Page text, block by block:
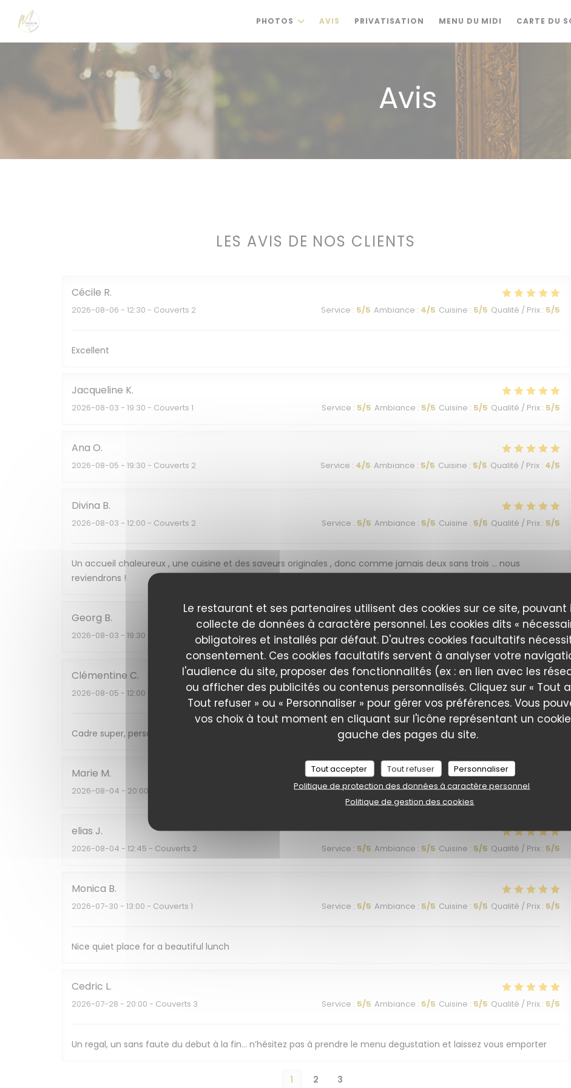
Personnalisation de vos choix en matière de cookies
Le restaurant et ses partenaires utilisent des cookies sur ce site,
collecte de données à caractère personnel. Les cookies dits «
obligatoires et installés par défaut. D'autres cookies facultatifs
consentement. Ces cookies facultatifs servent à analyser votre
l'audience du site, proposer des fonctionnalités (ex : en lien avec les
ou afficher des publicités ou contenus personnalisés. Cliquez sur « Tout
Tout refuser » ou « Personnaliser » pour gérer vos préférences. Vous
vos choix à tout moment en cliquant sur l'icône représentant un
gauche des pages du site.
Tout accepter Tout refuser
Personnaliser
Politique de protection des données à caractère personnel
Politique de gestion des cookies
PHOTOS AVIS PRIVATISATION MENU DU MIDI ((OUVRE UNE
CARTE DU
Avis
LES AVIS DE NOS CLIENTS
Cécile R
2026-08-06 - 12:30 - Couverts 2 Service : 5/5 Ambiance : 4/5 Cuisine : 5/5 Qualité / Prix : 5/5
Excellent
Jacqueline K
2026-08-03 - 19:30 - Couverts 1 Service : 5/5 Ambiance : 5/5 Cuisine : 5/5 Qualité / Prix : 5/5
Ana O
2026-08-05 - 19:30 - Couverts 2 Service : 4/5 Ambiance : 5/5 Cuisine : 5/5 Qualité / Prix : 4/5
Divina B
2026-08-03 - 12:00 - Couverts 2 Service : 5/5 Ambiance : 5/5 Cuisine : 5/5 Qualité / Prix : 5/5
Un accueil chaleureux , une cuisine et des saveurs originales , donc comme jamais deux sans trois … nous
reviendrons !
Georg B
2026-08-03 - 19:30 - Couverts 3 Service: 5/5 Ambiance: 4 /5 Cuisine :5/5 Qualité / Prix:5/5
Clémentine C
2026-08-05 - 12:00 - Couverts 2 Service: 5/5 Ambiance: 5/5 Cuisine :5/5 Qualité / Prix: 5/5
Cadre super, personnels au top et très attentionné. Je recommande vivement ! C’était délicieux
Marie M
2026-08-04 - 20:00 - Couverts 2 Service:5/5 Ambiance:5/5 Cuisine:5/5 Qualité / Prix
elias J
2026-08-04 - 12:45 - Couverts 2 Service : 5/5 Ambiance : 5/5 Cuisine : 5/5 Qualité / Prix : 5/5
Monica B
2026-07-30 - 13:00 - Couverts 1 Service : 5/5 Ambiance : 5/5 Cuisine : 5/5 Qualité / Prix : 5/5
Nice quiet place for a beautiful lunch
Cedric L
2026-07-28 - 20:00 - Couverts 3 Service : 5/5 Ambiance : 5/5 Cuisine : 5/5 Qualité / Prix : 5/5
Un regal, un sans faute du debut à la fin… n’hésitez pas à prendre le menu degustation et laissez vous emporter
1 2 3